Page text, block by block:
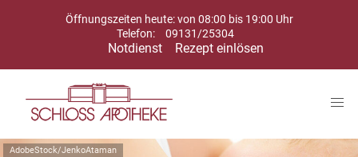
Öffnungszeiten heute: von 08:00 bis 19:00 Uhr
Telefon:
09131/25304
Notdienst Rezept einlösen
AdobeStock/JenkoAtaman